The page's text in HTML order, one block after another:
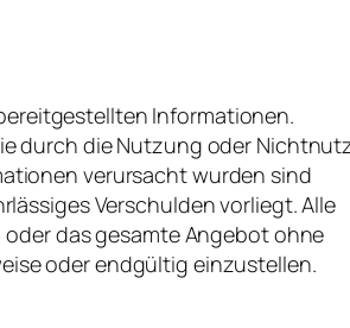
Informationen.
durch die Nutzung oder
verursacht wurden sind
Verschulden vorliegt. Alle
das gesamte Angebot ohne
oder endgültig einzustellen.